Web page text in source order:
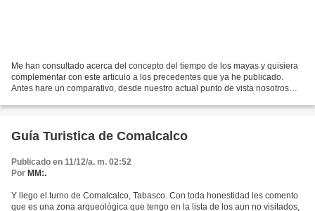
Me han consultado acerca del concepto del tiempo de los mayas y quisiera
complementar con este articulo a los precedentes que ya he publicado.
Antes hare un comparativo, desde nuestro actual punto de vista nosotros
Guía Turistica de Comalcalco
Publicado en 11/12/a. m. 02:52
Por MM:.
Y llego el turno de Comalcalco, Tabasco. Con toda honestidad les comento
que es una zona arqueológica que tengo en la lista de los aun no visitados,